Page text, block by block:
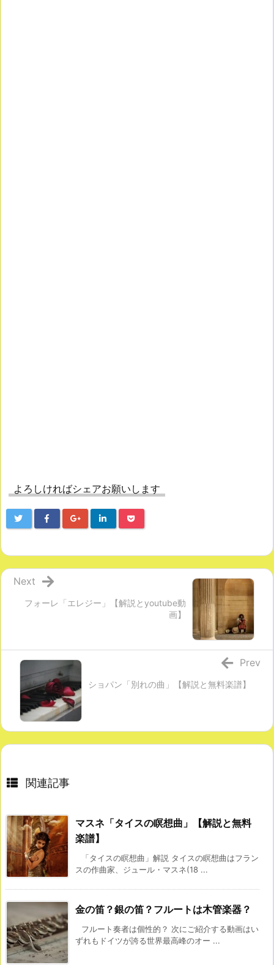
よろしければシェアお願いします
フォーレ「エレジー」【解説とyoutube動
画】
Next
ショパン「別れの曲」【解説と無料楽譜】
Prev
関連記事
マスネ「タイスの瞑想曲」【解説と無料
楽譜】
「タイスの瞑想曲」解説 タイスの瞑想曲はフラン
スの作曲家、ジュール・マスネ(18 ...
金の笛？銀の笛？フルートは木管楽器？
フルート奏者は個性的？ 次にご紹介する動画はい
ずれもドイツが誇る世界最高峰のオー ...